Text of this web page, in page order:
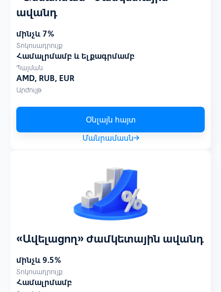
ավանդ
մինչև 7%
Տոկոսադրույք
Համալրմամբ և ելքագրմամբ
Պայման
AMD, RUB, EUR
Արժույթ
Օնլայն հայտ
Մանրամասն
«Ավելացող»‎ ժամկետային ավանդ
մինչև 9.5%
Տոկոսադրույք
Համալրմամբ